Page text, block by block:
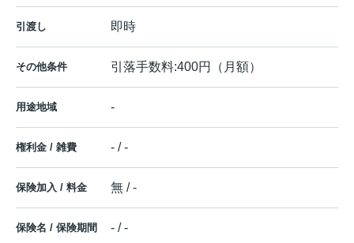
引渡し 即時
その他条件 引落手数料:400円（月額）
用途地域 -
権利金 / 雑費 - / -
保険加入 / 料金 無 / -
保険名 / 保険期間 - / -